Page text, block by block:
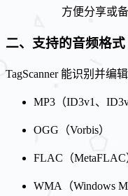
方便分享或备
二、支持的音频格式
TagScanner 能识别并编
MP3（ID3v1、
OGG（Vorbis）
FLAC（MetaFLAC
WMA（Windows